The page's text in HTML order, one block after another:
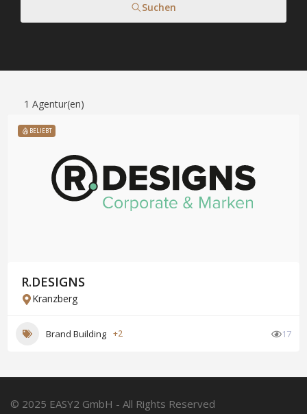
Suchen
1 Agentur(en)
BELIEBT
R.DESIGNS
Kranzberg
Brand Building +2 17
© 2025 EASY2 GmbH - All Rights Reserved